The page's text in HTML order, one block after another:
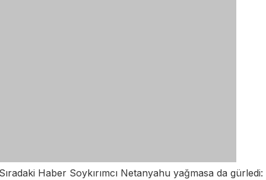
Haber Soykırımcı Netanyahu yağmasa da gürledi: